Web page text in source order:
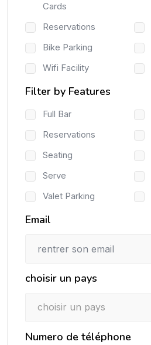
Cards
Reservations
Bike Parking
Wifi Facility
Filter by Features
Full Bar
Reservations
Seating
Serve
Valet Parking
Email
choisir un pays
choisir un pays
Numero de téléphone